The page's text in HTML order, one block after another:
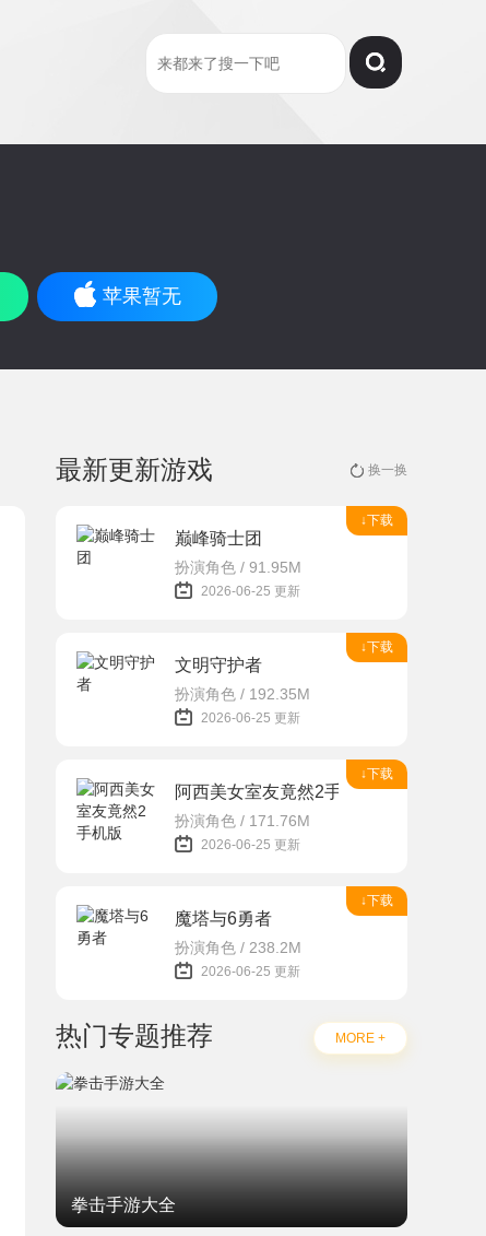
苹果暂无
最新更新游戏 换一换
↓下载
巅峰骑士团
扮演角色 / 91.95M
2026-06-25 更新
↓下载
文明守护者
扮演角色 / 192.35M
2026-06-25 更新
↓下载
阿西美女室友竟然2手机版
扮演角色 / 171.76M
2026-06-25 更新
↓下载
魔塔与6勇者
扮演角色 / 238.2M
2026-06-25 更新
热门专题推荐 MORE +
拳击手游大全